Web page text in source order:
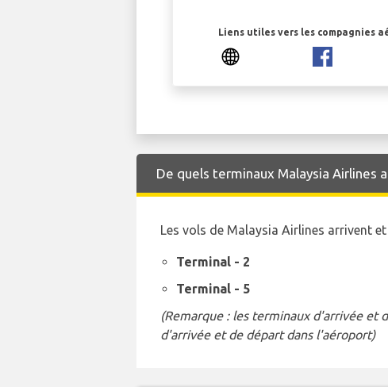
Liens utiles vers les compagnies
De quels terminaux Malaysia Airlines
Les vols de Malaysia Airlines arrivent
Terminal - 2
Terminal - 5
(Remarque : les terminaux d'arrivée et
d'arrivée et de départ dans l'aéroport)